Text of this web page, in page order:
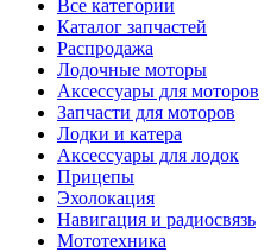
Все категории
Каталог запчастей
Распродажа
Лодочные моторы
Аксессуары для моторов
Запчасти для моторов
Лодки и катера
Аксессуары для лодок
Прицепы
Эхолокация
Навигация и радиосвязь
Мототехника